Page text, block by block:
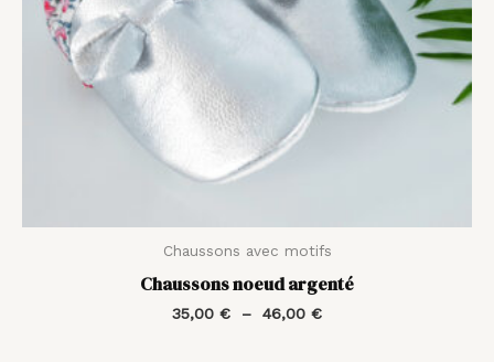
Chaussons avec motifs
Chaussons noeud argenté
35,00 € – 46,00 €